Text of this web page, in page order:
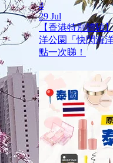
4
29 Jul
【香港特別體驗
洋公園「快閃海
點一次睇！